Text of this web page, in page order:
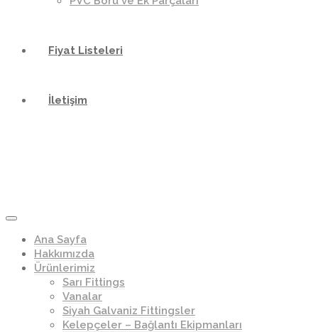
Fiyat Listeleri
İletişim
Ana Sayfa
Hakkımızda
Ürünlerimiz
Sarı Fittings
Vanalar
Siyah Galvaniz Fittingsler
Kelepçeler – Bağlantı Ekipmanları